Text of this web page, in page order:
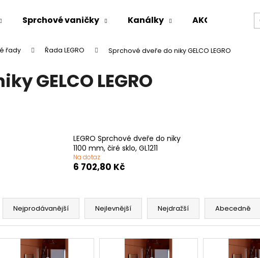
Sprchové vaničky Kanálky AKCE %
řady Řada LEGRO Sprchové dveře do niky GELCO LEGRO
GELCO LEGRO
LEGRO Sprchové dveře do niky
1100 mm, čiré sklo, GL1211
Na dotaz
6 702,80 Kč
Ř
Nejprodávanější Nejlevnější Nejdražší Abecedně
Co potřebujete najít?
Doporučujeme
VARIO SPRCHOVÁ ZÁSTĚNA 1000 MM
SKLO GX1310
240 Kč
Původně: 6 550 Kč
VOLCANO CHROM
DO NIKY 1400MM, ČIRÉ
16 792 Kč
Původně: 20 990 Kč